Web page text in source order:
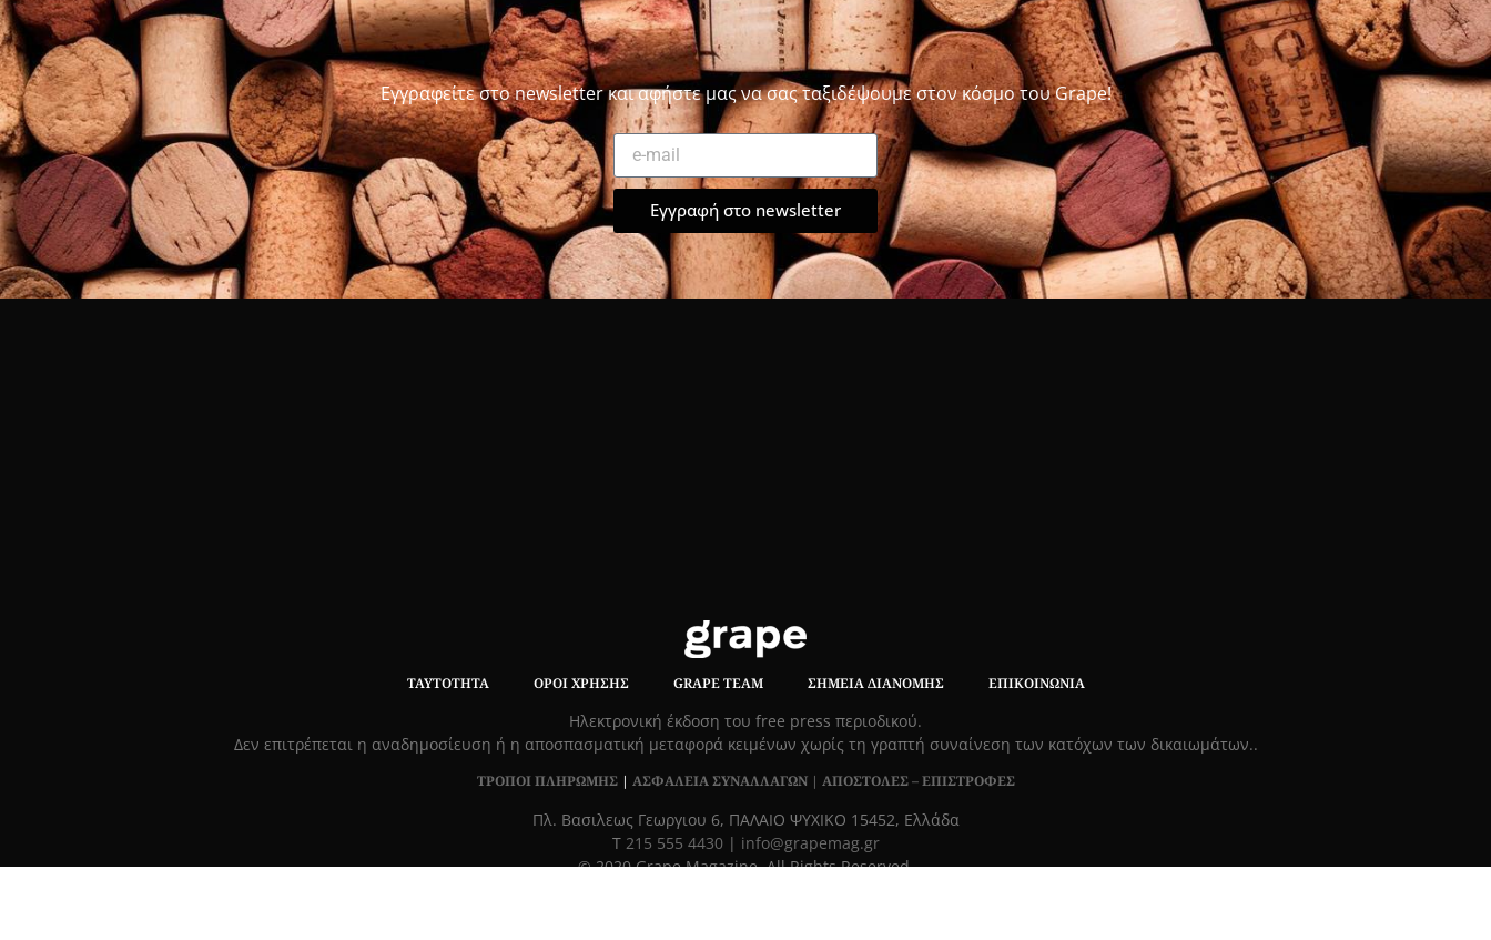
Εγγραφείτε στο newsletter και αφήστε μας να σας ταξιδέψουμε στον κόσμο του Grape!
Εγγραφή στο newsletter
ΤΑΥΤΌΤΗΤΑ ΌΡΟΙ ΧΡΉΣΗΣ GRAPE TEAM ΣΗΜΕΊΑ ΔΙΑΝΟΜΉΣ ΕΠΙΚΟΙΝΩΝΊΑ
Hλεκτρονική έκδοση του free press περιοδικού.
Δεν επιτρέπεται η αναδημοσίευση ή η αποσπασματική μεταφορά κειμένων χωρίς τη γραπτή συναίνεση των κατόχων των δικαιωμάτων..
ΤΡΟΠΟΙ ΠΛΗΡΩΜΗΣ | ΑΣΦΑΛΕΙΑ ΣΥΝΑΛΛΑΓΩΝ | ΑΠΟΣΤΟΛΕΣ – ΕΠΙΣΤΡΟΦΕΣ
Πλ. Βασιλεως Γεωργιου 6, ΠΑΛΑΙΟ ΨΥΧΙΚΟ 15452, Ελλάδα
Τ 215 555 4430| info@grapemag.gr
© 2020 Grape Magazine. All Rights Reserved.